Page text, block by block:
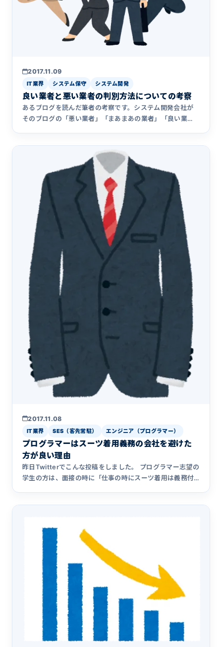
2017.11.09
IT業界 システム保守 システム開発
良い業者と悪い業者の判別方法についての考察
あるブログを読んだ筆者の考察です。システム開発会社が
そのブログの「悪い業者」「まあまあの業者」「良い業
2017.11.08
IT業界 SES（客先常駐） エンジニア（プログラマー）
プログラマーはスーツ着用義務の会社を避けた
方が良い理由
昨日Twitterでこんな投稿をしました。 プログラマー志望の
学生の方は、面接の時に「仕事の時にスーツ着用は義務付